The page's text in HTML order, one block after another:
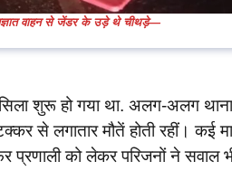
वाहन से जेंडर के उड़े थे चीथड़े—
शुरू हो गया था. अलग-अलग थाना
से लगातार मौतें होती रहीं। कई
प्रणाली को लेकर परिजनों ने सवाल